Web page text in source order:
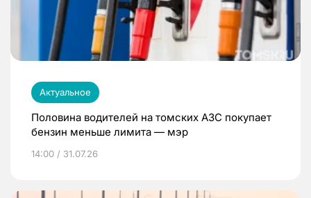
Актуальное
Половина водителей на томских АЗС покупает
бензин меньше лимита — мэр
14:00 / 31.07.26